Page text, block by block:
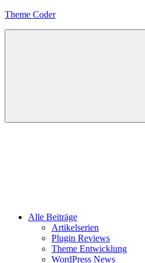
Zum
Theme Coder
Alle Beiträge
Artikelserien
Plugin Reviews
Theme Entwicklung
WordPress News